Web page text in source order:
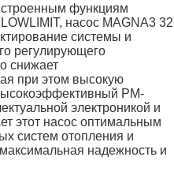
функциям
насос MAGNA3
системы и
регулирующего
снижает
при этом высокую
PM-
электроникой и
этот насос оптимальным
систем отопления и
надежность и